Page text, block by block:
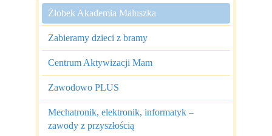
SZKOLENIA
Partnerzy
Współpraca
Sponsorzy
Kontakt
Żłobek Akademia Maluszka
Zabieramy dzieci z bramy
Centrum Aktywizacji Mam
Zawodowo PLUS
Mechatronik, elektronik, informatyk –
zawody z przyszłością